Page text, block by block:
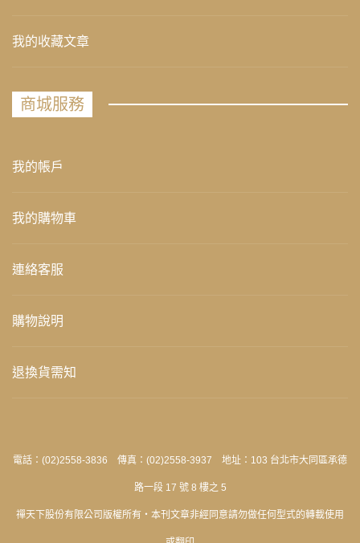
我的收藏文章
商城服務
我的帳戶
我的購物車
連絡客服
購物說明
退換貨需知
電話：(02)2558-3836 傳真：(02)2558-3937 地址：103 台北市大同區承德
路一段 17 號 8 樓之 5
禪天下股份有限公司版權所有‧本刊文章非經同意請勿做任何型式的轉載使用